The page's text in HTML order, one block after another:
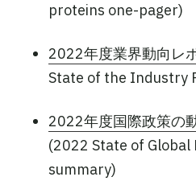
proteins one-pager)
2022年度業界動向レ
State of the Industry
2022年度国際政策の
(2022 State of Global
summary)